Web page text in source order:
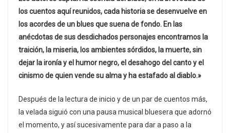
los cuentos aquí reunidos, cada historia se desenvuelve en
los acordes de un blues que suena de fondo. En las
anécdotas de sus desdichados personajes encontramos la
traición, la miseria, los ambientes sórdidos, la muerte, sin
dejar la ironía y el humor negro, el desahogo del canto y el
cinismo de quien vende su alma y ha estafado al diablo.»
Después de la lectura de inicio y de un par de cuentos más,
la velada siguió con una pausa musical bluesera que adornó
el momento, y así sucesivamente para dar a paso a la